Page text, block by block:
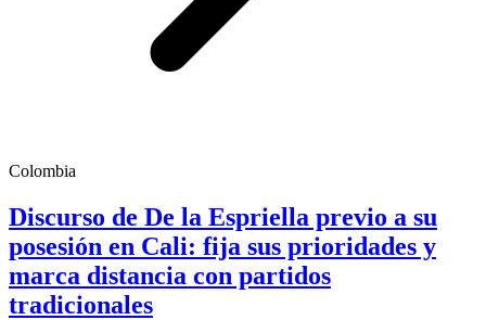
Colombia
Discurso de De la Espriella previo a su
posesión en Cali: fija sus prioridades y
marca distancia con partidos
tradicionales